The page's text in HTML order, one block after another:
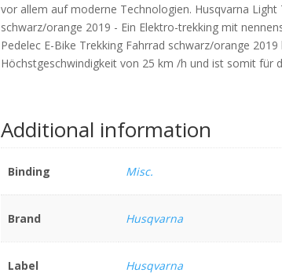
vor allem auf moderne Technologien. Husqvarna
schwarz/orange 2019 - Ein Elektro-trekking mit
Pedelec E-Bike Trekking Fahrrad schwarz/orange
Höchstgeschwindigkeit von 25 km /h und ist somit für
Additional information
Binding Misc.
Brand Husqvarna
Label Husqvarna